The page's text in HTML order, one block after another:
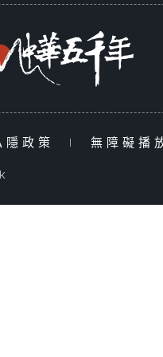
隱政策 | 無障礙播